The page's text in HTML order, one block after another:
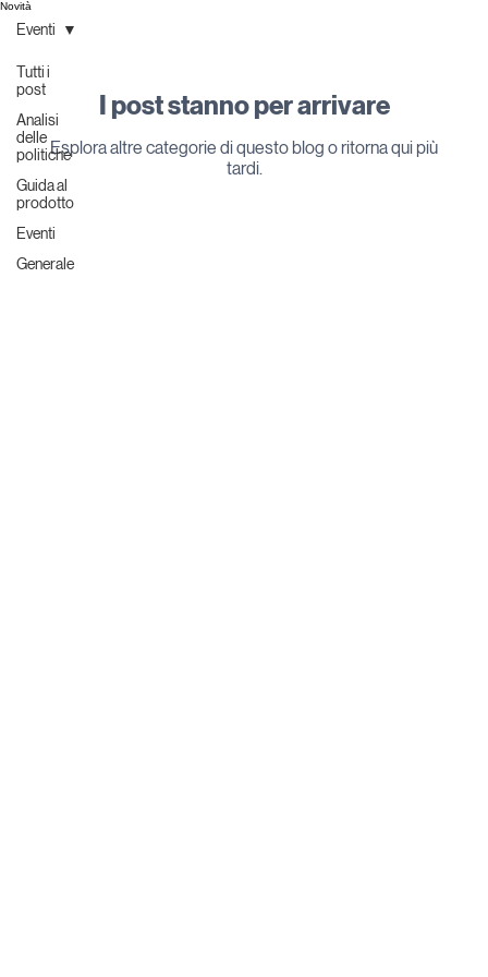
Novità
Tutti i
post
Analisi
delle
politiche
Guida al
prodotto
Eventi
Generale
Eventi
I post stanno per arrivare
Esplora altre categorie di questo blog o ritorna qui più
tardi.